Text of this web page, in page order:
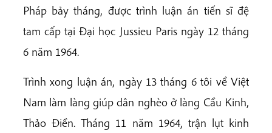
Pháp bảy tháng, được trình luận án tiến sĩ đệ
tam cấp tại Đại học Jussieu Paris ngày 12 tháng
6 năm 1964.
Trình xong luận án, ngày 13 tháng 6 tôi về Việt
Nam làm làng giúp dân nghèo ở làng Cầu Kinh,
Thảo Điền. Tháng 11 năm 1964, trận lụt kinh